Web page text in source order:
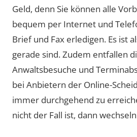
Geld, denn Sie können alle
bequem per Internet und
Brief und Fax erledigen. Es ist
gerade sind. Zudem entfallen
Anwaltsbesuche und
bei Anbietern der Online-
immer durchgehend zu
nicht der Fall ist, dann